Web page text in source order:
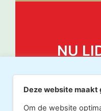
NU
Deze website
Om de website